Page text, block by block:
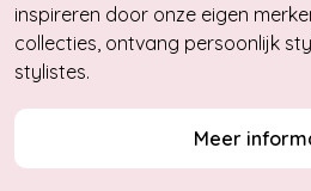
inspireren door onze eigen
collecties, ontvang persoonlijk
stylistes.
Meer